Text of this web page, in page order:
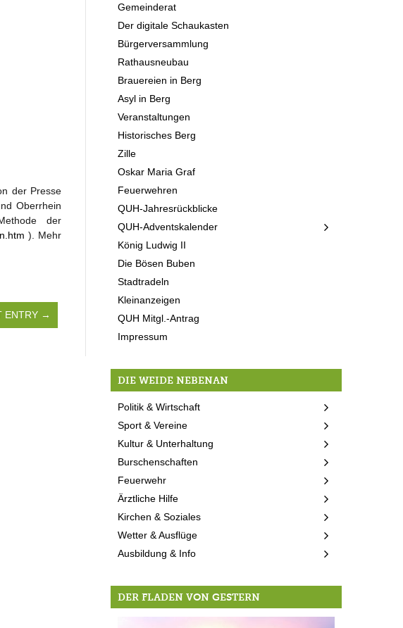
der Presse
Oberrhein
der
). Mehr
ENTRY →
Gemeinderat
Der digitale Schaukasten
Bürgerversammlung
Rathausneubau
Brauereien in Berg
Asyl in Berg
Veranstaltungen
Historisches Berg
Zille
Oskar Maria Graf
Feuerwehren
QUH-Jahresrückblicke
QUH-Adventskalender
König Ludwig II
Die Bösen Buben
Stadtradeln
Kleinanzeigen
QUH Mitgl.-Antrag
Impressum
DIE WEIDE NEBENAN
Politik & Wirtschaft
Sport & Vereine
Kultur & Unterhaltung
Burschenschaften
Feuerwehr
Ärztliche Hilfe
Kirchen & Soziales
Wetter & Ausflüge
Ausbildung & Info
DER FLADEN VON GESTERN